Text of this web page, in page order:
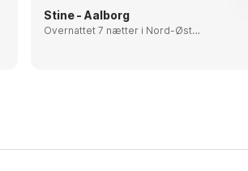
Stine - Aalborg
Overnattet 7 nætter i Nord-Øst